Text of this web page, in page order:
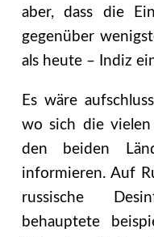
aber, dass die
gegenüber
als heute – Indiz
Es wäre
wo sich die vielen
den beiden
informieren. Auf
russische
behauptete